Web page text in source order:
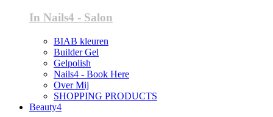
In Nails4 - Salon
BIAB kleuren
Builder Gel
Gelpolish
Nails4 - Book Here
Over Mij
SHOPPING PRODUCTS
Beauty4